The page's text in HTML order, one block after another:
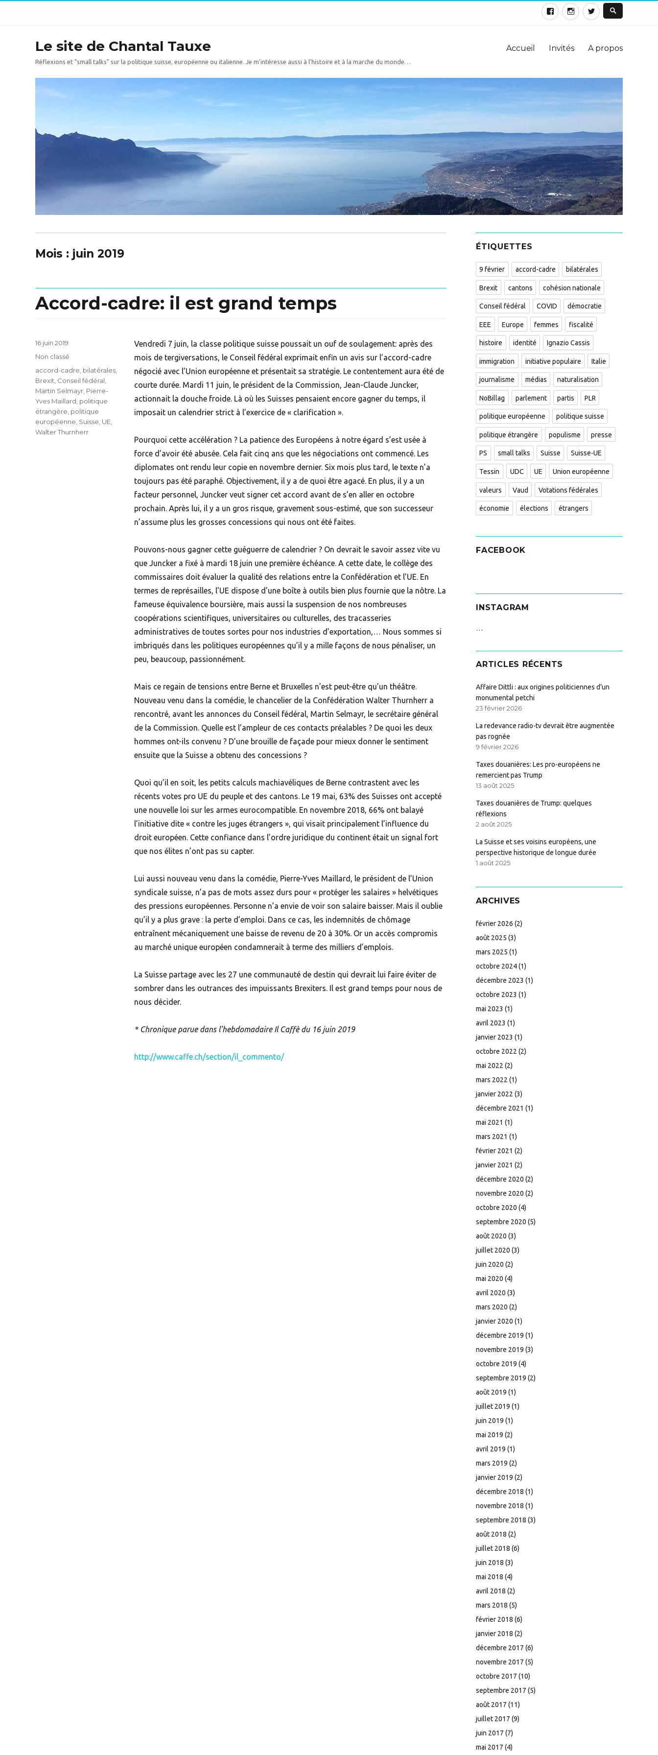
Le site de Chantal Tauxe
Réflexions et "small talks" sur la politique suisse, européenne ou italienne. Je m'intéresse aussi à l'histoire et à la marche du monde…
Accueil Invités A propos
Mois : juin 2019
Accord-cadre: il est grand temps
Vendredi 7 juin, la classe politique suisse poussait un ouf de soulagement: après des
mois de tergiversations, le Conseil fédéral exprimait enfin un avis sur l’accord-cadre
négocié avec l’Union européenne et présentait sa stratégie. Le contentement aura été de
courte durée. Mardi 11 juin, le président de la Commission, Jean-Claude Juncker,
actionnait la douche froide. Là où les Suisses pensaient encore gagner du temps, il
imposait un calendrier strict à l’exercice de « clarification ».
Pourquoi cette accélération ? La patience des Européens à notre égard s’est usée à
force d’avoir été abusée. Cela fait cinq ans que les négociations ont commencé. Les
diplomates ont rendu leur copie en novembre dernier. Six mois plus tard, le texte n’a
toujours pas été paraphé. Objectivement, il y a de quoi être agacé. En plus, il y a un
facteur personnel, Juncker veut signer cet accord avant de s’en aller en octobre
prochain. Après lui, il y a un gros risque, gravement sous-estimé, que son successeur
n’assume plus les grosses concessions qui nous ont été faites.
Pouvons-nous gagner cette guéguerre de calendrier ? On devrait le savoir assez vite vu
que Juncker a fixé à mardi 18 juin une première échéance. A cette date, le collège des
commissaires doit évaluer la qualité des relations entre la Confédération et l’UE. En
termes de représailles, l’UE dispose d’une boîte à outils bien plus fournie que la nôtre. La
fameuse équivalence boursière, mais aussi la suspension de nos nombreuses
coopérations scientifiques, universitaires ou culturelles, des tracasseries
administratives de toutes sortes pour nos industries d’exportation,… Nous sommes si
imbriqués dans les politiques européennes qu’il y a mille façons de nous pénaliser, un
peu, beaucoup, passionnément.
Mais ce regain de tensions entre Berne et Bruxelles n’est peut-être qu’un théâtre.
Nouveau venu dans la comédie, le chancelier de la Confédération Walter Thurnherr a
rencontré, avant les annonces du Conseil fédéral, Martin Selmayr, le secrétaire général
de la Commission. Quelle est l’ampleur de ces contacts préalables ? De quoi les deux
hommes ont-ils convenu ? D’une brouille de façade pour mieux donner le sentiment
ensuite que la Suisse a obtenu des concessions ?
Quoi qu’il en soit, les petits calculs machiavéliques de Berne contrastent avec les
récents votes pro UE du peuple et des cantons. Le 19 mai, 63% des Suisses ont accepté
une nouvelle loi sur les armes eurocompatible. En novembre 2018, 66% ont balayé
l’initiative dite « contre les juges étrangers », qui visait principalement l’influence du
droit européen. Cette confiance dans l’ordre juridique du continent était un signal fort
que nos élites n’ont pas su capter.
Lui aussi nouveau venu dans la comédie, Pierre-Yves Maillard, le président de l’Union
syndicale suisse, n’a pas de mots assez durs pour « protéger les salaires » helvétiques
des pressions européennes. Personne n’a envie de voir son salaire baisser. Mais il oublie
qu’il y a plus grave : la perte d’emploi. Dans ce cas, les indemnités de chômage
entraînent mécaniquement une baisse de revenu de 20 à 30%. Or un accès compromis
au marché unique européen condamnerait à terme des milliers d’emplois.
La Suisse partage avec les 27 une communauté de destin qui devrait lui faire éviter de
sombrer dans les outrances des impuissants Brexiters. Il est grand temps pour nous de
nous décider.
* Chronique parue dans l’hebdomadaire Il Caffè du 16 juin 2019
http://www.caffe.ch/section/il_commento/
Posted
16 juin 2019
Categories
Non classé
Tags
accord-cadre bilatérales
Brexit Conseil fédéral
Martin Selmayr Pierre-
Yves Maillard politique
étrangère politique
européenne Suisse UE
Walter Thurnherr
ÉTIQUETTES
9 février accord-cadre bilatérales
Brexit cantons cohésion nationale
Conseil fédéral COVID démocratie
EEE Europe femmes fiscalité
histoire identité Ignazio Cassis
immigration initiative populaire Italie
journalisme médias naturalisation
NoBillag parlement partis PLR
politique européenne politique suisse
politique étrangère populisme presse
PS small talks Suisse Suisse-UE
Tessin UDC UE Union européenne
valeurs Vaud Votations fédérales
économie élections étrangers
FACEBOOK
INSTAGRAM
…
ARTICLES RÉCENTS
Affaire Dittli : aux origines politiciennes d’un
monumental petchi
23 février 2026
La redevance radio-tv devrait être augmentée
pas rognée
9 février 2026
Taxes douanières: Les pro-européens ne
remercient pas Trump
13 août 2025
Taxes douanières de Trump: quelques
réflexions
2 août 2025
La Suisse et ses voisins européens, une
perspective historique de longue durée
1 août 2025
ARCHIVES
février 2026 (2)
août 2025 (3)
mars 2025 (1)
octobre 2024(1)
décembre 2023 (1)
octobre 2023 (1)
mai 2023 (1)
avril 2023 (1)
janvier 2023 (1)
octobre 2022 (2)
mai 2022 (2)
mars 2022 (1)
janvier 2022 (3)
décembre 2021 (1)
mai 2021 (1)
mars 2021 (1)
février 2021 (2)
janvier 2021 (2)
décembre 2020 (2)
novembre 2020 (2)
octobre 2020 (4)
septembre 2020 (5)
août 2020 (3)
juillet 2020 (3)
juin 2020 (2)
mai 2020 (4)
avril 2020 (3)
mars 2020 (2)
janvier 2020 (1)
décembre 2019 (1)
novembre 2019 (3)
octobre 2019 (4)
septembre 2019 (2)
août 2019 (1)
juillet 2019 (1)
juin 2019 (1)
mai 2019 (2)
avril 2019 (1)
mars 2019 (2)
janvier 2019 (2)
décembre 2018 (1)
novembre 2018 (1)
septembre 2018 (3)
août 2018 (2)
juillet 2018 (6)
juin 2018 (3)
mai 2018 (4)
avril 2018 (2)
mars 2018 (5)
février 2018 (6)
janvier 2018 (2)
décembre 2017 (6)
novembre 2017 (5)
octobre 2017 (10)
septembre 2017 (5)
août 2017 (11)
juillet 2017 (9)
juin 2017 (7)
mai 2017 (4)